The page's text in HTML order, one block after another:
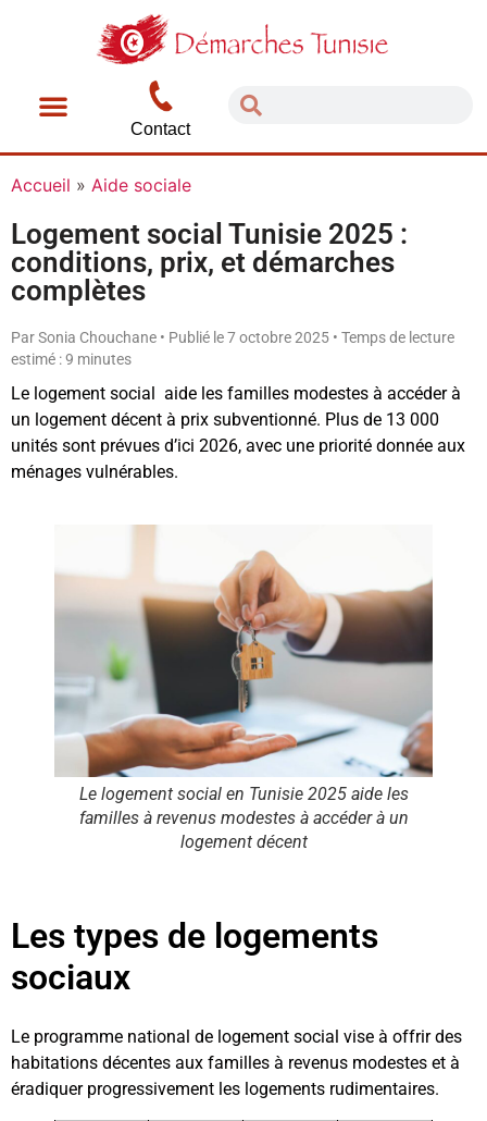
Contact
Accueil » Aide sociale
Logement social Tunisie 2025 :
conditions, prix, et démarches
complètes
Par Sonia Chouchane • Publié le 7 octobre 2025 • Temps de lecture
estimé : 9 minutes
Le logement social aide les familles modestes à accéder à
un logement décent à prix subventionné. Plus de 13 000
unités sont prévues d’ici 2026, avec une priorité donnée aux
ménages vulnérables.
Le logement social en Tunisie 2025 aide les
familles à revenus modestes à accéder à un
logement décent
Les types de logements
sociaux
Le programme national de logement social vise à offrir des
habitations décentes aux familles à revenus modestes et à
éradiquer progressivement les logements rudimentaires.